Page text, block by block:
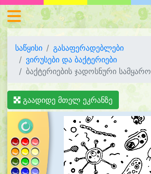
საწყისი
გასაფერადებლები
ვირუსები და ბაქტერიები
ბაქტერიების ჯადოსნური სამყარო
გაადიდე მთელ ეკრანზე